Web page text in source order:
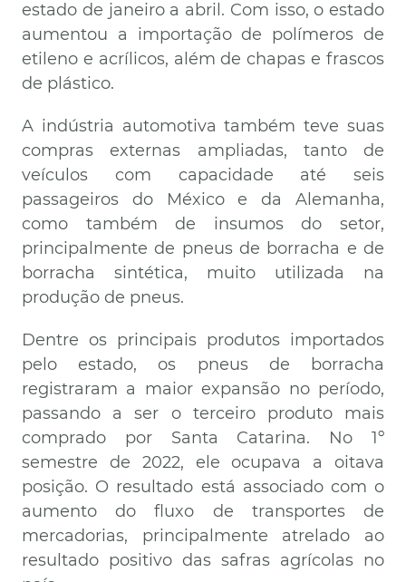
estado de janeiro a abril. Com isso, o estado
aumentou a importação de polímeros de
etileno e acrílicos, além de chapas e frascos
de plástico.
A indústria automotiva também teve suas
compras externas ampliadas, tanto de
veículos com capacidade até seis
passageiros do México e da Alemanha,
como também de insumos do setor,
principalmente de pneus de borracha e de
borracha sintética, muito utilizada na
produção de pneus.
Dentre os principais produtos importados
pelo estado, os pneus de borracha
registraram a maior expansão no período,
passando a ser o terceiro produto mais
comprado por Santa Catarina. No 1º
semestre de 2022, ele ocupava a oitava
posição. O resultado está associado com o
aumento do fluxo de transportes de
mercadorias, principalmente atrelado ao
resultado positivo das safras agrícolas no